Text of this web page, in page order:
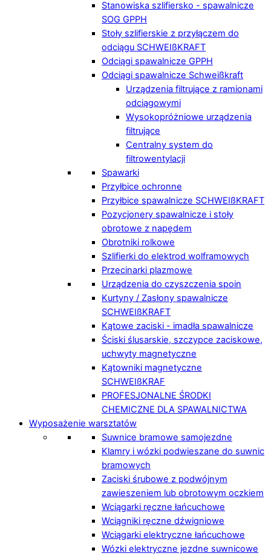
Stanowiska szlifiersko - spawalnicze
SOG GPPH
Stoły szlifierskie z przyłączem do
odciągu SCHWEIßKRAFT
Odciągi spawalnicze GPPH
Odciągi spawalnicze Schweißkraft
Urządzenia filtrujące z ramionami
odciągowymi
Wysokopróżniowe urządzenia
filtrujące
Centralny system do
filtrowentylacji
Spawarki
Przyłbice ochronne
Przyłbice spawalnicze SCHWEIßKRAFT
Pozycjonery spawalnicze i stoły
obrotowe z napędem
Obrotniki rolkowe
Szlifierki do elektrod wolframowych
Przecinarki plazmowe
Urządzenia do czyszczenia spoin
Kurtyny / Zasłony spawalnicze
SCHWEIßKRAFT
Kątowe zaciski - imadła spawalnicze
Ściski ślusarskie, szczypce zaciskowe,
uchwyty magnetyczne
Kątowniki magnetyczne
SCHWEIßKRAF
PROFESJONALNE ŚRODKI
CHEMICZNE DLA SPAWALNICTWA
Wyposażenie warsztatów
Suwnice bramowe samojezdne
Klamry i wózki podwieszane do suwnic
bramowych
Zaciski śrubowe z podwójnym
zawieszeniem lub obrotowym oczkiem
Wciągarki ręczne łańcuchowe
Wciągniki ręczne dźwigniowe
Wciągarki elektryczne łańcuchowe
Wózki elektryczne jezdne suwnicowe